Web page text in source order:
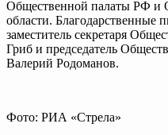
Общественной палаты РФ и
области. Благодарственные
заместитель секретаря
Гриб и председатель
Валерий Родоманов.
Фото: РИА «Стрела»